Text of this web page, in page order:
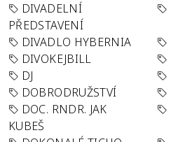
DIVADELNÍ
PŘEDSTAVENÍ
DIVADLO HYBERNIA
DIVOKEJBILL
DJ
DOBRODRUŽSTVÍ
DOC. RNDR. JAK
KUBEŠ